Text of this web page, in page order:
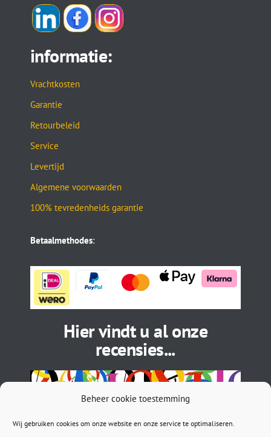
Beheer cookie toestemming
Wij gebruiken cookies om onze website en onze service te optimaliseren.
informatie:
Vrachtkosten
Garantie
Retourbeleid
Service
Levertijd
Algemene voorwaarden
100% tevredenheids garantie
Betaalmethodes:
Hier vindt u al onze
recensies...